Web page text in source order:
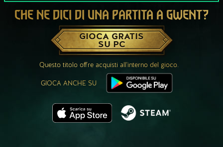
CHE NE DICI DI UNA PARTITA A GWENT?
GIOCA GRATIS
SU PC
Questo titolo offre acquisti all'interno del gioco.
GIOCA ANCHE SU